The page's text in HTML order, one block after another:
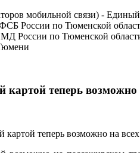
мобильной связи) -
России по Тюменской
России по Тюменской
картой теперь